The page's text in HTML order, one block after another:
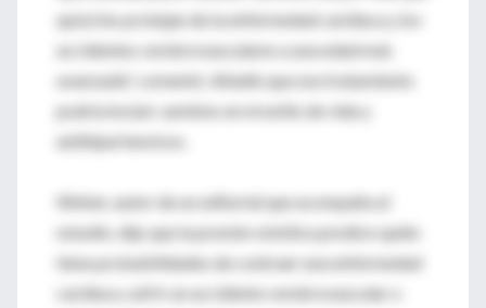
quizá les protejan de la enfermedad cardiaca y los
accidentes cerebrovasculares a una edad más
avanzada", comentó. Añadió que ese tratamiento
podría incluir cambios en el estilo de vida y
antihipertensivos.
Weber, autor de un editorial que acompaña al
estudio, dijo que la presión sistólica predice quién
tiene probabilidades de contraer una enfermedad
cardiaca, sufrir un accidente cerebrovascular o